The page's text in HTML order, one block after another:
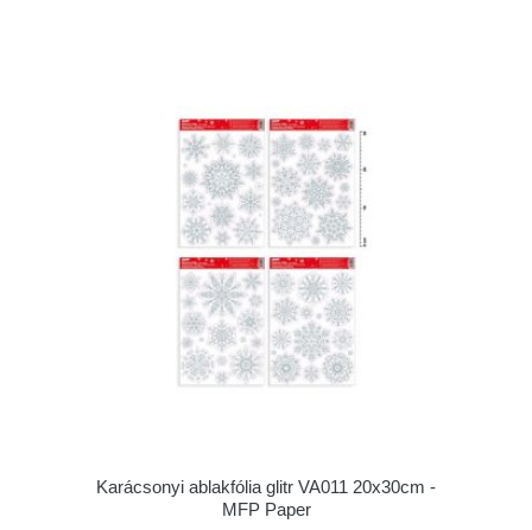
Karácsonyi ablakfólia glitr VA011 20x30cm -
MFP Paper